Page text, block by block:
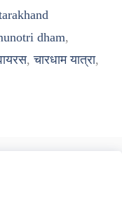
dham,
,चारधाम यात्रा,